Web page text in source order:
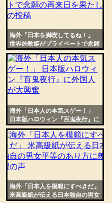
海外「日本を満喫してるね！」
世界的歌姫がプライベートで念願
の再来日を果たし怒涛の投稿
海外「日本人の本気スゲー！」
日本版ハロウィン『百鬼夜行』に
外国人が大興奮
海外「日本人を模範にすべきだ」
米高級紙が伝える日本独自の男女